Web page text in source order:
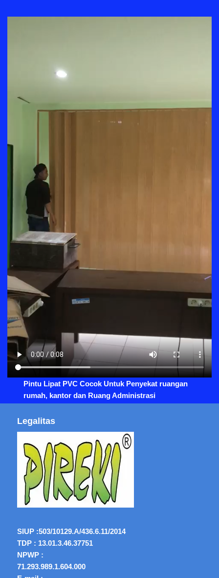
Pintu Lipat PVC Cocok Untuk Penyekat ruangan
rumah, kantor dan Ruang Administrasi
Legalitas
SIUP :503/10129.A/436.6.11/2014
TDP : 13.01.3.46.37751
NPWP :
71.293.989.1.604.000